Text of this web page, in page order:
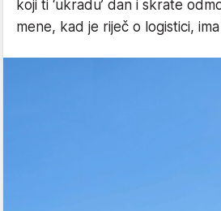
koji ti ‘ukradu’ dan i skrate
mene, kad je riječ o logistici,